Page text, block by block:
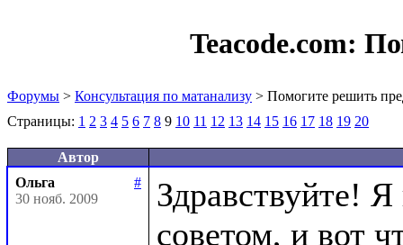
Teacode.com:
Форумы > Консультация по матанализу > Помогите решить
Страницы: 1 2 3 4 5 6 7 8 9 10 11 12 13 14 15 16 17 18 19 20
Автор
Ольга
#
30 нояб. 2009
Здравствуйте!
советом, и вот